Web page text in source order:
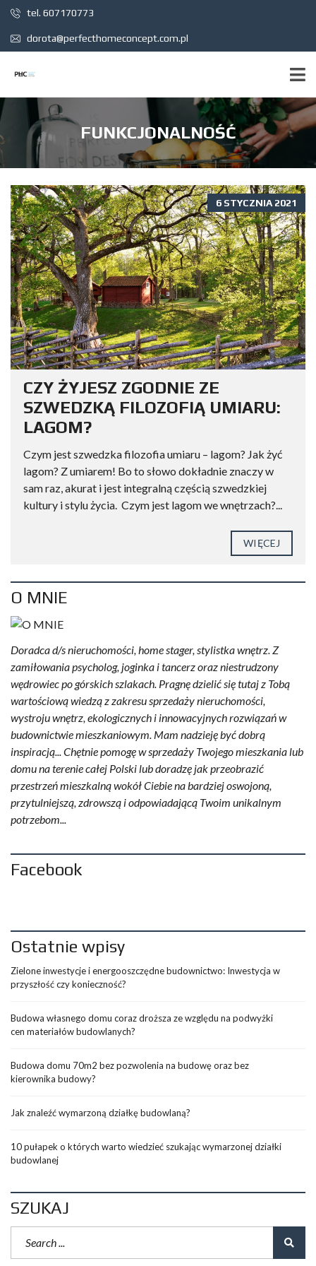
tel. 607170773
dorota@perfecthomeconcept.com.pl
FUNKCJONALNOŚĆ
6 STYCZNIA 2021
CZY ŻYJESZ ZGODNIE ZE
SZWEDZKĄ FILOZOFIĄ UMIARU:
LAGOM?
Czym jest szwedzka filozofia umiaru – lagom? Jak żyć
lagom? Z umiarem! Bo to słowo dokładnie znaczy w
sam raz, akurat i jest integralną częścią szwedzkiej
kultury i stylu życia. Czym jest lagom we wnętrzach?...
WIĘCEJ
O MNIE
Doradca d/s nieruchomości, home stager, stylistka wnętrz. Z
zamiłowania psycholog, joginka i tancerz oraz niestrudzony
wędrowiec po górskich szlakach. Pragnę dzielić się tutaj z Tobą
wartościową wiedzą z zakresu sprzedaży nieruchomości,
wystroju wnętrz, ekologicznych i innowacyjnych rozwiązań w
budownictwie mieszkaniowym. Mam nadzieję być dobrą
inspiracją... Chętnie pomogę w sprzedaży Twojego mieszkania lub
domu na terenie całej Polski lub doradzę jak przeobrazić
przestrzeń mieszkalną wokół Ciebie na bardziej oswojoną,
przytulniejszą, zdrowszą i odpowiadającą Twoim unikalnym
potrzebom...
Facebook
Ostatnie wpisy
Zielone inwestycje i energooszczędne budownictwo: Inwestycja w
przyszłość czy konieczność?
Budowa własnego domu coraz droższa ze względu na podwyżki
cen materiałów budowlanych?
Budowa domu 70m2 bez pozwolenia na budowę oraz bez
kierownika budowy?
Jak znaleźć wymarzoną działkę budowlaną?
10 pułapek o których warto wiedzieć szukając wymarzonej działki
budowlanej
SZUKAJ